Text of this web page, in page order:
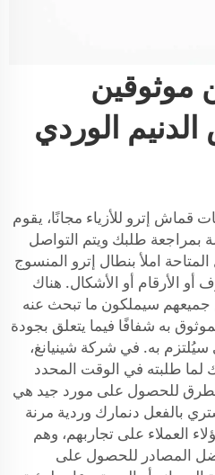
موثوقين
الوردي
قماش إترو للأزياء مجانًا، يقوم
طلبك ويتم التواصل
املأ بنطال إترو المنسوج
الأرقام أو الأشكال. هناك
جميعهم سيملكون ما تبحث عنه
به شفافًا فيما يتعلق بجودة
به. في شركة شينيانغ،
طلبته في الوقت المحدد
للحصول على مورد جيد هي
بالفعل دنمارك وردية مرنة
العملاء على تجاربهم، وهم
المصادر للحصول على